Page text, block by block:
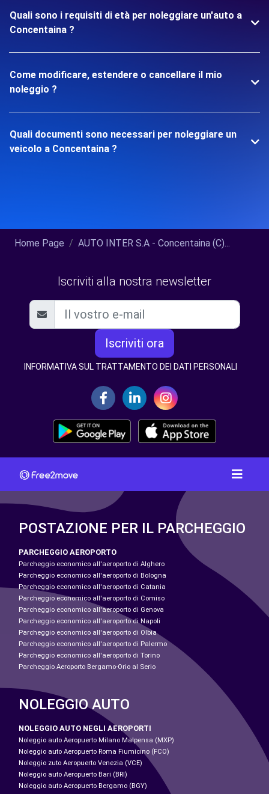
Quali sono i requisiti di età per noleggiare un'auto a
Concentaina ?
Come modificare, estendere o cancellare il mio
noleggio ?
Quali documenti sono necessari per noleggiare un
veicolo a Concentaina ?
Home Page AUTO INTER S.A - Concentaina (C)...
Iscriviti alla nostra newsletter
Iscriviti ora
INFORMATIVA SUL TRATTAMENTO DEI DATI PERSONALI
POSTAZIONE PER IL PARCHEGGIO
PARCHEGGIO AEROPORTO
Parcheggio economico all'aeroporto di Alghero
Parcheggio economico all'aeroporto di Bologna
Parcheggio economico all'aeroporto di Catania
Parcheggio economico all'aeroporto di Comiso
Parcheggio economico all'aeroporto di Genova
Parcheggio economico all'aeroporto di Napoli
Parcheggio economico all'aeroporto di Olbia
Parcheggio economico all'aeroporto di Palermo
Parcheggio economico all'aeroporto di Torino
Parcheggio Aeroporto Bergamo-Orio al Serio
NOLEGGIO AUTO
NOLEGGIO AUTO NEGLI AEROPORTI
Noleggio auto Aeropuerto Milano Malpensa (MXP)
Noleggio auto Aeropuerto Roma Fiumicino (FCO)
Noleggio zuto Aeropuerto Venezia (VCE)
Noleggio auto Aeropuerto Bari (BRI)
Noleggio auto Aeropuerto Bergamo (BGY)